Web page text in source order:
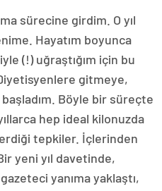
sürecine girdim. O yıl
Hayatım boyunca
(!) uğraştığım için bu
gitmeye,
Böyle bir süreçte
hep ideal kilonuzda
tepkiler. İçlerinden
yeni yıl davetinde,
yanıma yaklaştı,